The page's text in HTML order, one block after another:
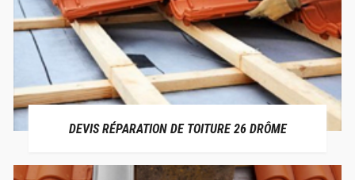
DEVIS RÉPARATION DE TOITURE 26 DRÔME